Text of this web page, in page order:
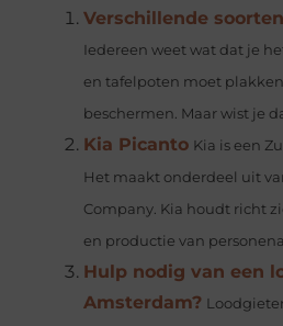
Verschillende
Iedereen weet wat dat je
en tafelpoten moet
beschermen. Maar wist je
Kia Picanto Kia is een
Het maakt onderdeel uit
Company. Kia houdt richt
en productie van
Hulp nodig van een
Amsterdam?